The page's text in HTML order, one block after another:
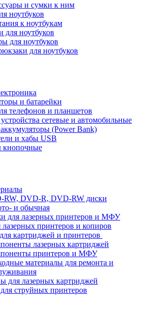
и сумки к ним
ноутбуков
к ноутбукам
для ноутбуков
для ноутбуков
для ноутбуков
и батарейки
телефонов и планшетов
сетевые и автомобильные
(Power Bank)
и хабы USB
кнопочные
RW, DVD-R, DVD-RW диски
и обычная
для лазерных принтеров и МФУ
лазерных принтеров и копиров
картриджей и принтеров
лазерных картриджей
принтеров и МФУ
материалы для ремонта и
для лазерных картриджей
струйных принтеров